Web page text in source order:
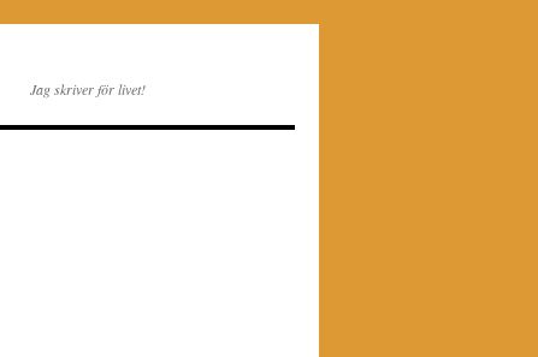
Jag skriver för livet!